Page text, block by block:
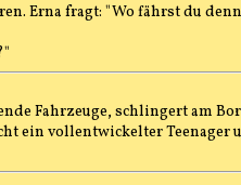
Erna fragt: "Wo fährst du
Fahrzeuge, schlingert am
ein vollentwickelter Teenager